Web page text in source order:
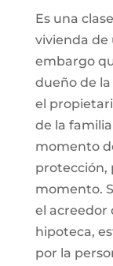
Es una
vivienda de
embargo
dueño de
el
de la
momento
protección,
momento.
el acreedor
hipoteca,
por la